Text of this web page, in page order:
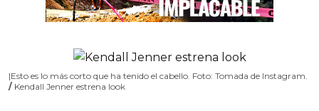
|Esto es lo más corto que ha tenido el cabello. Foto: Tomada de Instagram.
/ Kendall Jenner estrena look